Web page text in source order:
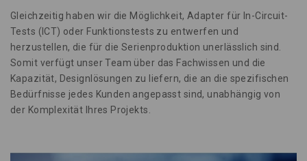
Gleichzeitig haben wir die Möglichkeit, Adapter für In-Circuit-
Tests (ICT) oder Funktionstests zu entwerfen und
herzustellen, die für die Serienproduktion unerlässlich sind.
Somit verfügt unser Team über das Fachwissen und die
Kapazität, Designlösungen zu liefern, die an die spezifischen
Bedürfnisse jedes Kunden angepasst sind, unabhängig von
der Komplexität Ihres Projekts.